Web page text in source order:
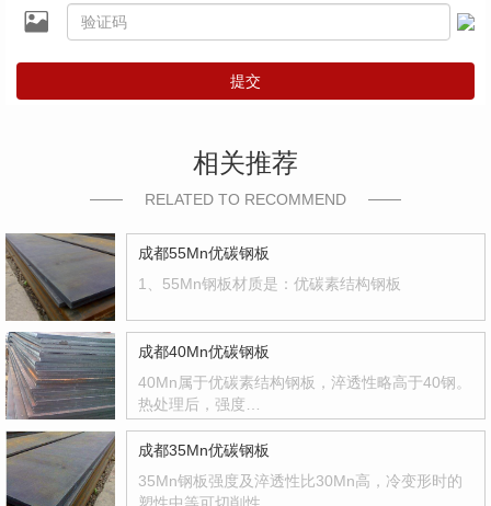
提交
相关推荐
RELATED TO RECOMMEND
成都55Mn优碳钢板
1、55Mn钢板材质是：优碳素结构钢板
成都40Mn优碳钢板
40Mn属于优碳素结构钢板，淬透性略高于40钢。
热处理后，强度…
成都35Mn优碳钢板
35Mn钢板强度及淬透性比30Mn高，冷变形时的